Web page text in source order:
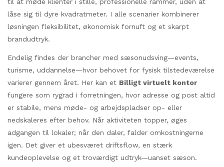
til at møde klienter i stille, professionelle rammer, uden at
låse sig til dyre kvadratmeter. I alle scenarier kombinerer
løsningen fleksibilitet, økonomisk fornuft og et skarpt
brandudtryk.
Endelig findes der brancher med sæsonudsving—events,
turisme, uddannelse—hvor behovet for fysisk tilstedeværelse
varierer gennem året. Her kan et Billigt virtuelt kontor
fungere som rygrad i forretningen, hvor adresse og post altid
er stabile, mens møde- og arbejdspladser op- eller
nedskaleres efter behov. Når aktiviteten topper, øges
adgangen til lokaler; når den daler, falder omkostningerne
igen. Det giver et ubesværet driftsflow, en stærk
kundeoplevelse og et troværdigt udtryk—uanset sæson.